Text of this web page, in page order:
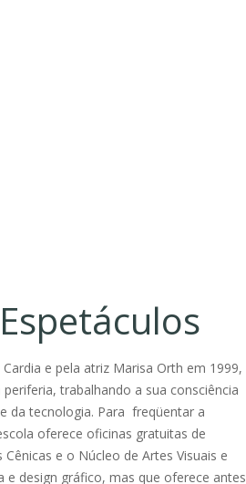
e pela atriz Marisa Orth em 1999,
trabalhando a sua consciência
da tecnologia. Para freqüentar a
oferece oficinas gratuitas de
e o Núcleo de Artes Visuais e
design gráfico, mas que oferece antes